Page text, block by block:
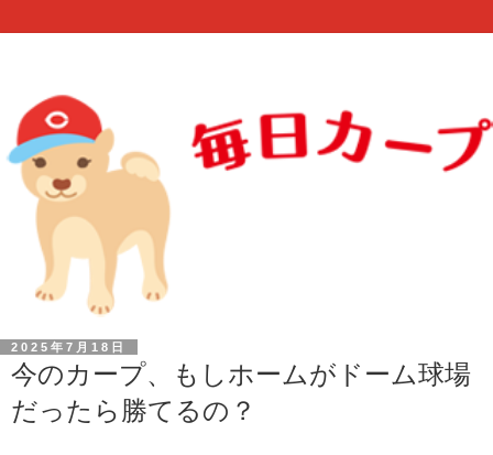
2025年7月18日
今のカープ、もしホームがドーム球場
だったら勝てるの？